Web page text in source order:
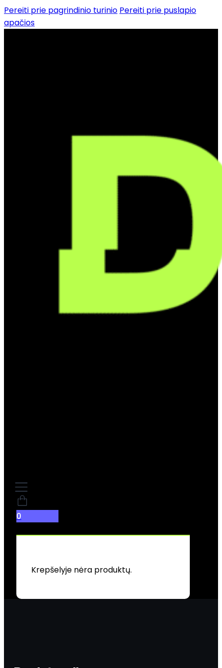
Pereiti prie pagrindinio turinio Pereiti prie puslapio
apačios
0
Krepšelyje nėra produktų.